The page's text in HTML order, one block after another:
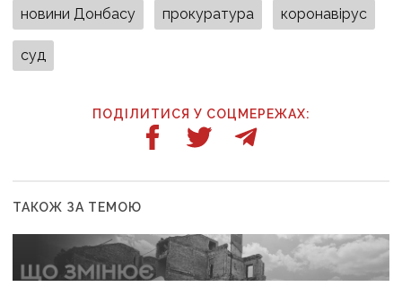
новини Донбасу прокуратура коронавірус
суд
ПОДІЛИТИСЯ У СОЦМЕРЕЖАХ:
ТАКОЖ ЗА ТЕМОЮ